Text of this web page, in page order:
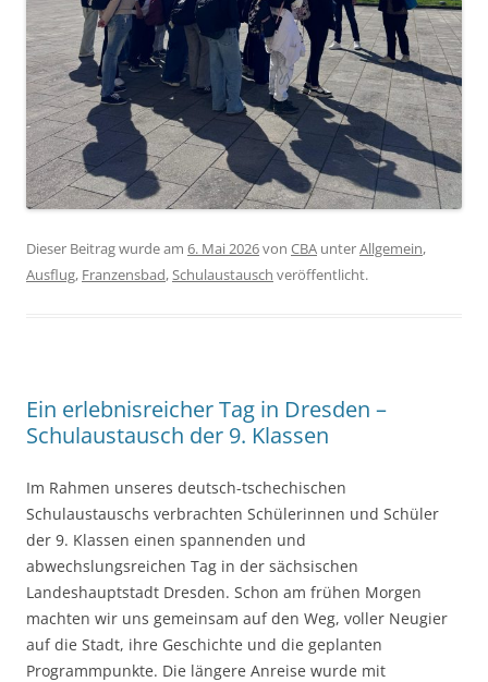
Dieser Beitrag wurde am 6. Mai 2026von CBA unterAllgemein,
Ausflug, Franzensbad,Schulaustausch veröffentlicht.
Ein erlebnisreicher Tag in Dresden –
Schulaustausch der 9. Klassen
Im Rahmen unseres deutsch-tschechischen
Schulaustauschs verbrachten Schülerinnen und Schüler
der 9. Klassen einen spannenden und
abwechslungsreichen Tag in der sächsischen
Landeshauptstadt Dresden. Schon am frühen Morgen
machten wir uns gemeinsam auf den Weg, voller Neugier
auf die Stadt, ihre Geschichte und die geplanten
Programmpunkte. Die längere Anreise wurde mit